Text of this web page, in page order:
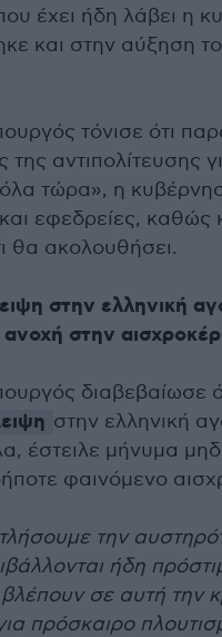
έχει ήδη λάβει η
και στην αύξηση
τόνισε ότι
της αντιπολίτευσης
τώρα», η
εφεδρείες, καθώς
θα ακολουθήσει.
στην ελληνική
στην
διαβεβαίωσε
στην ελληνική
έστειλε μήνυμα
φαινόμενο
την
ήδη
σε αυτή την
πρόσκαιρο